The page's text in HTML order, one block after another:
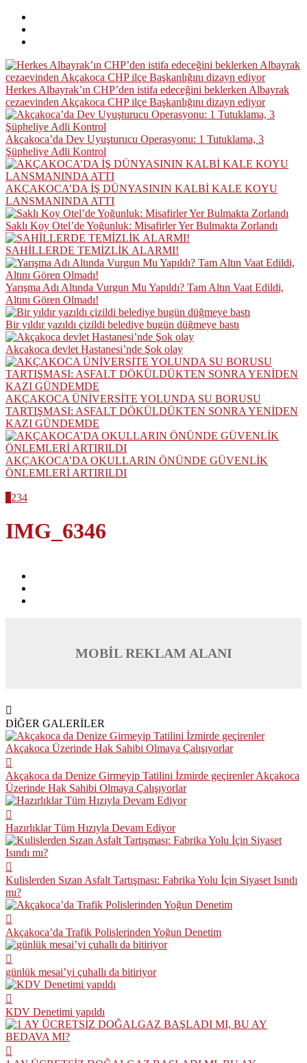
Herkes Albayrak’ın CHP’den istifa edeceğini beklerken Albayrak
cezaevinden Akçakoca CHP ilçe Başkanlığını dizayn ediyor
Akçakoca’da Dev Uyuşturucu Operasyonu: 1 Tutuklama, 3
Şüpheliye Adli Kontrol
AKÇAKOCA’DA İŞ DÜNYASININ KALBİ KALE KOYU
LANSMANINDA ATTI
Saklı Koy Otel’de Yoğunluk: Misafirler Yer Bulmakta Zorlandı
SAHİLLERDE TEMİZLİK ALARMI!
Yarışma Adı Altında Vurgun Mu Yapıldı? Tam Altın Vaat Edildi,
Altını Gören Olmadı!
Bir yıldır yazıldı çizildi belediye bugün düğmeye bastı
Akçakoca devlet Hastanesi’nde Şok olay
AKÇAKOCA ÜNİVERSİTE YOLUNDA SU BORUSU
TARTIŞMASI: ASFALT DÖKÜLDÜKTEN SONRA YENİDEN
KAZI GÜNDEMDE
AKÇAKOCA’DA OKULLARIN ÖNÜNDE GÜVENLİK
ÖNLEMLERİ ARTIRILDI
234
IMG_6346
MOBİL REKLAM ALANI
DİĞER GALERİLER
Akçakoca da Denize Girmeyip Tatilini İzmirde geçirenler Akçakoca
Üzerinde Hak Sahibi Olmaya Çalışıyorlar
Hazırlıklar Tüm Hızıyla Devam Ediyor
Kulislerden Sızan Asfalt Tartışması: Fabrika Yolu İçin Siyaset Isındı
mı?
Akçakoca’da Trafik Polislerinden Yoğun Denetim
günlük mesai’yi çuhallı da bitiriyor
KDV Denetimi yapıldı